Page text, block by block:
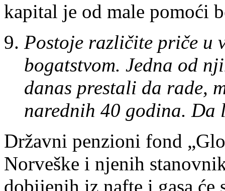
kapital je od male pomoći
Postoje različite priče u
bogatstvom. Jedna od
danas prestali da rade,
narednih 40 godina. Da
Državni penzioni fond
Norveške i njenih
dobijenih iz nafte i gasa